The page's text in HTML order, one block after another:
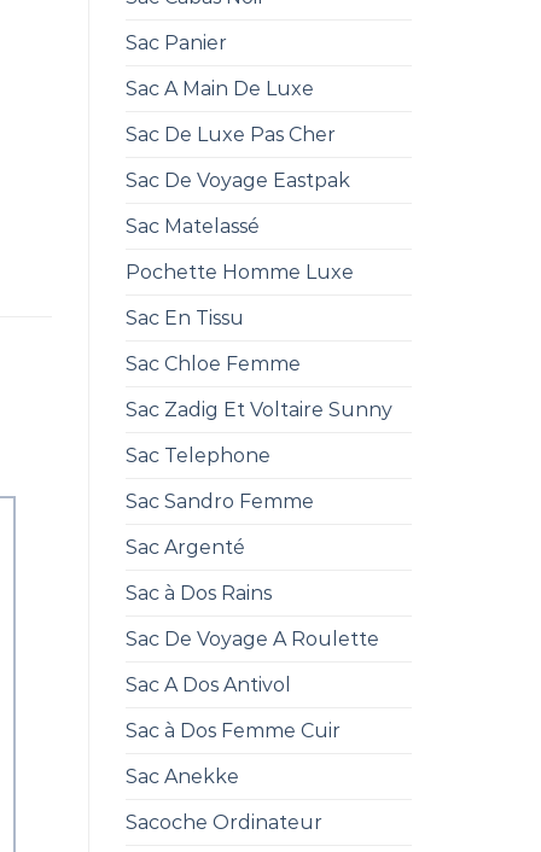
Sac Panier
Sac A Main De Luxe
Sac De Luxe Pas Cher
Sac De Voyage Eastpak
Sac Matelassé
Pochette Homme Luxe
Sac En Tissu
Sac Chloe Femme
Sac Zadig Et Voltaire Sunny
Sac Telephone
Sac Sandro Femme
Sac Argenté
Sac à Dos Rains
Sac De Voyage A Roulette
Sac A Dos Antivol
Sac à Dos Femme Cuir
Sac Anekke
Sacoche Ordinateur